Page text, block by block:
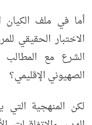
أما في ملف الكيان
الاختبار الحقيقي
الشرع مع المطالب
الصهيوني الإقليمي؟
لكن المنهجية